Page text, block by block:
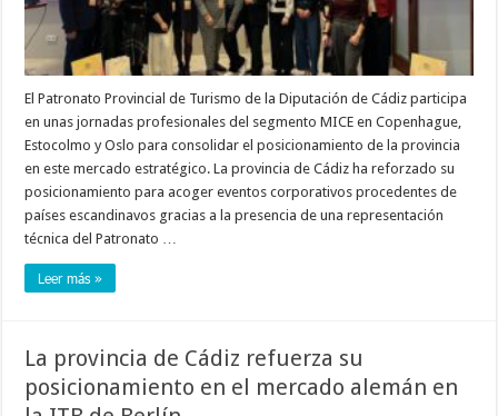
El Patronato Provincial de Turismo de la Diputación de Cádiz participa
en unas jornadas profesionales del segmento MICE en Copenhague,
Estocolmo y Oslo para consolidar el posicionamiento de la provincia
en este mercado estratégico. La provincia de Cádiz ha reforzado su
posicionamiento para acoger eventos corporativos procedentes de
países escandinavos gracias a la presencia de una representación
técnica del Patronato …
Leer más »
La provincia de Cádiz refuerza su
posicionamiento en el mercado alemán en